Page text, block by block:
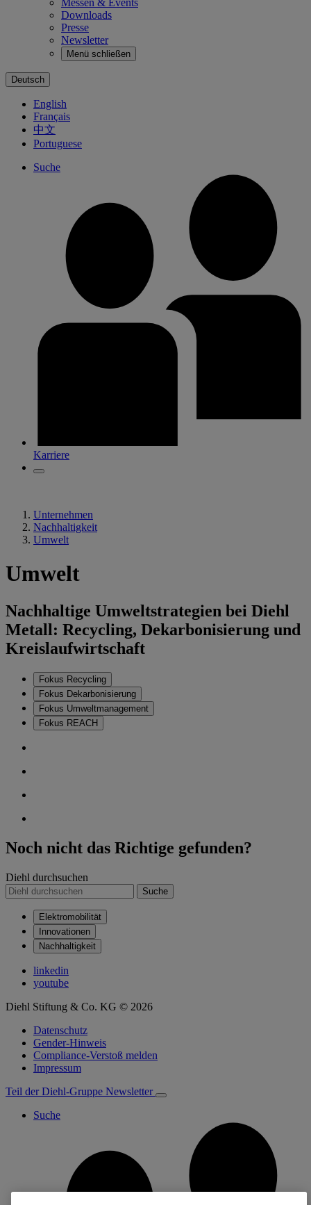
Messen & Events
Downloads
Presse
Newsletter
Menü schließen
Deutsch
English
Français
中文
Portuguese
Suche
Karriere
Unternehmen
Nachhaltigkeit
Umwelt
Umwelt
Nachhaltige Umweltstrategien bei Diehl
Metall: Recycling, Dekarbonisierung und
Kreislaufwirtschaft
Fokus Recycling
Fokus Dekarbonisierung
Fokus Umweltmanagement
Fokus REACH
Noch nicht das Richtige gefunden?
Diehl durchsuchen
Suche
Elektromobilität
Innovationen
Nachhaltigkeit
linkedin
youtube
Diehl Stiftung & Co. KG © 2026
Datenschutz
Gender-Hinweis
Compliance-Verstoß melden
Impressum
Teil der Diehl-Gruppe Newsletter
Suche